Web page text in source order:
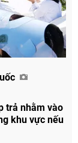
trả nhằm vào
khu vực nếu